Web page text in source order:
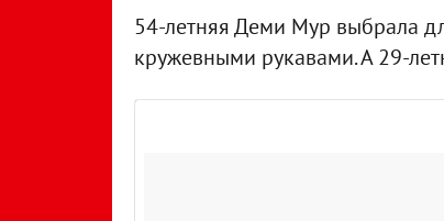
54-летняя Деми Мур выбрала
кружевными рукавами. А 29-